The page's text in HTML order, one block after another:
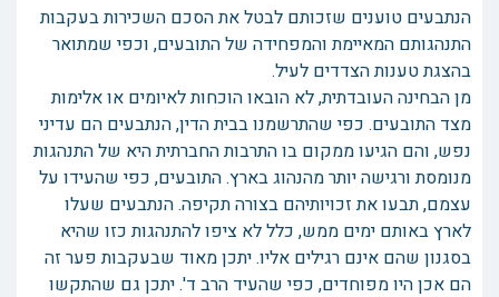
הנתבעים טוענים שזכותם לבטל את הסכם השכירות בעקבות
התנהגותם המאיימת והמפחידה של התובעים, וכפי שמתואר
בהצגת טענות הצדדים לעיל.
מן הבחינה העובדתית, לא הובאו הוכחות לאיומים או אלימות
מצד התובעים. כפי שהתרשמנו בבית הדין, הנתבעים הם עדיני
נפש, והם הגיעו ממקום בו התרבות החברתית היא של התנהגות
מנומסת ורגישה יותר מהנהוג בארץ. התובעים, כפי שהעידו על
עצמם, תבעו את זכויותיהם בצורה תקיפה. הנתבעים שעלו
לארץ באותם ימים ממש, כלל לא ציפו להתנהגות כזו שהיא
בסגנון שהם אינם רגילים אליו. יתכן מאוד שבעקבות פער זה
הם אכן היו מפוחדים, כפי שהעיד הרב ד'. יתכן גם שהתקשו